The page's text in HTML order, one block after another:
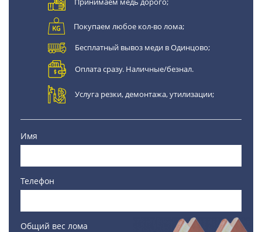
Покупаем любое кол-во лома;
Бесплатный вывоз меди в Одинцово;
Оплата сразу. Наличные/безнал.
Услуга резки, демонтажа, утилизации;
Имя
Телефон
Общий вес лома